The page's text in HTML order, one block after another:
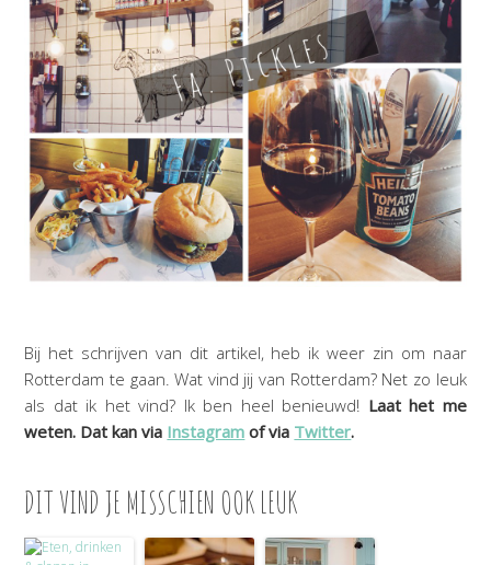
Bij het schrijven van dit artikel, heb ik weer zin om naar
Rotterdam te gaan. Wat vind jij van Rotterdam? Net zo leuk
als dat ik het vind? Ik ben heel benieuwd! Laat het me
weten. Dat kan via Instagram of via Twitter.
DIT VIND JE MISSCHIEN OOK LEUK